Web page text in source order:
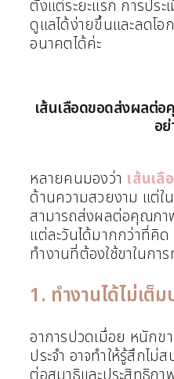
ตั้งแต่ระยะแรก การประ
ดูแลได้ง่ายขึ้นและลดโอ
อนาคตได้ค่ะ
เส้นเลือดขอดส่งผลต่
อย่
หลายคนมองว่า เส้นเลื
ด้านความสวยงาม แต่ใ
สามารถส่งผลต่อคุณภา
แต่ละวันได้มากกว่าที่คิด
ทำงานที่ต้องใช้ขาในก
1. ทำงานได้ไม่เต็
อาการปวดเมื่อย หนักข
ประจำ อาจทำให้รู้สึกไม่